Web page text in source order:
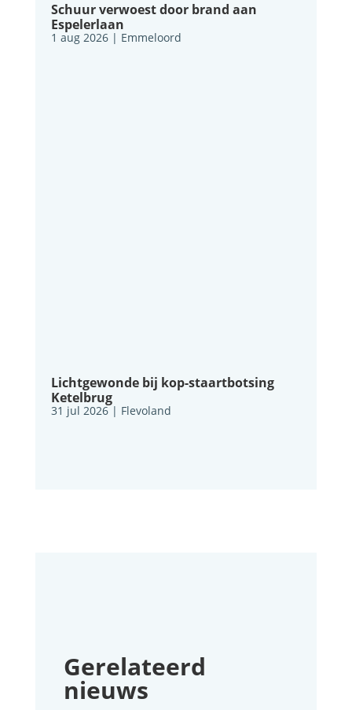
Schuur verwoest door brand aan
Espelerlaan
1 aug 2026| Emmeloord
Lichtgewonde bij kop-staartbotsing
Ketelbrug
31 jul 2026| Flevoland
Gerelateerd
nieuws